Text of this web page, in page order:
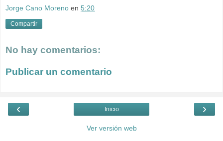
Jorge Cano Moreno en 5:20
Compartir
No hay comentarios:
Publicar un comentario
‹ ›
Inicio
Ver versión web